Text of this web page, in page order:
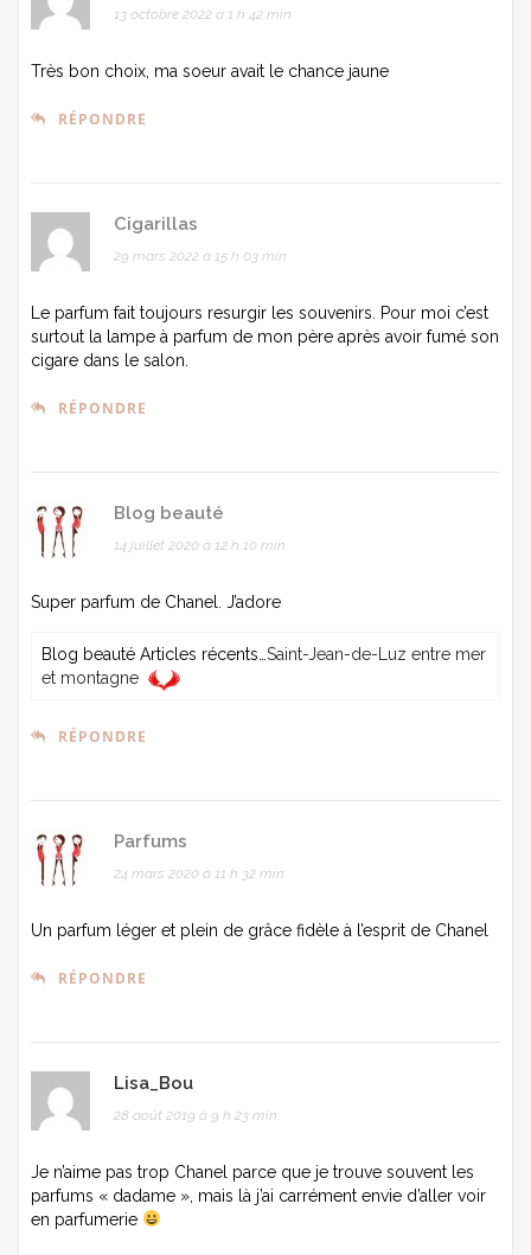
13 octobre 2022 à 1 h 42 min
Très bon choix, ma soeur avait le chance jaune
RÉPONDRE
Cigarillas
29 mars 2022 à 15 h 03 min
Le parfum fait toujours resurgir les souvenirs. Pour moi c’est
surtout la lampe à parfum de mon père après avoir fumé son
cigare dans le salon.
RÉPONDRE
Blog beauté
14 juillet 2020 à 12 h 10 min
Super parfum de Chanel. J’adore
Blog beauté Articles récents… Saint-Jean-de-Luz entre mer
et montagne
RÉPONDRE
Parfums
24 mars 2020 à 11 h 32 min
Un parfum léger et plein de grâce fidèle à l’esprit de Chanel
RÉPONDRE
Lisa_Bou
28 août 2019 à 9 h 23 min
Je n’aime pas trop Chanel parce que je trouve souvent les
parfums « dadame », mais là j’ai carrément envie d’aller voir
en parfumerie